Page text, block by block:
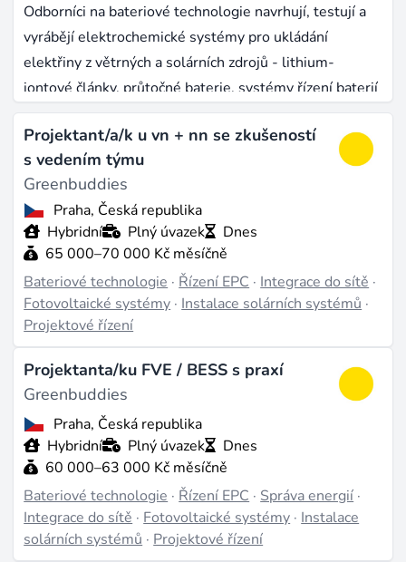
Odborníci na bateriové technologie navrhují, testují a
vyrábějí elektrochemické systémy pro ukládání
elektřiny z větrných a solárních zdrojů - lithium-
iontové články, průtočné baterie, systémy řízení baterií
a výkonovou elektroniku pro připojení k síti. V EU
přibylo v roce 2025 celkem 27,1 GWh nové bateriové
kapacity, což představuje meziroční nárůst o 45 %.
Česko vstupuje do bateriové éry s vlastními ambicemi
- vláda schválila dotační program RES+ ve výši 2
miliard Kč na velká bateriová úložiště a Evropská
komise odsouhlasila českou státní podporu 279
milionů eur na nasazení 1,5 GWh úložišť. Všechny
pozice v oboru najdete v sekciukládání energie.
Co práce v bateriových technologiích obnáší
Spektrum rolí je širší, než většina kandidátů čeká.
Testeři baterií provádějí nabíjecí a vybíjecí cykly, testy
tepelného namáhání a charakterizaci článků v
laboratorních podmínkách. Procesoví inženýři
optimalizují nanášení elektrod, sestavování článků a
formování v prostředí gigafabrik. Bezpečnostní inženýři
Projektant/a/k u vn + nn se zkušeností
s vedením týmu
Greenbuddies
Praha, Česká republika
Hybridní
Plný úvazek
Dnes
65 000–70 000 Kč měsíčně
Bateriové technologie · Řízení EPC · Integrace do sítě ·
Fotovoltaické systémy · Instalace solárních systémů ·
Projektové řízení
Projektanta/ku FVE / BESS s praxí
Greenbuddies
Praha, Česká republika
Hybridní
Plný úvazek
Dnes
60 000–63 000 Kč měsíčně
Bateriové technologie · Řízení EPC · Správa energií ·
Integrace do sítě · Fotovoltaické systémy · Instalace
solárních systémů · Projektové řízení